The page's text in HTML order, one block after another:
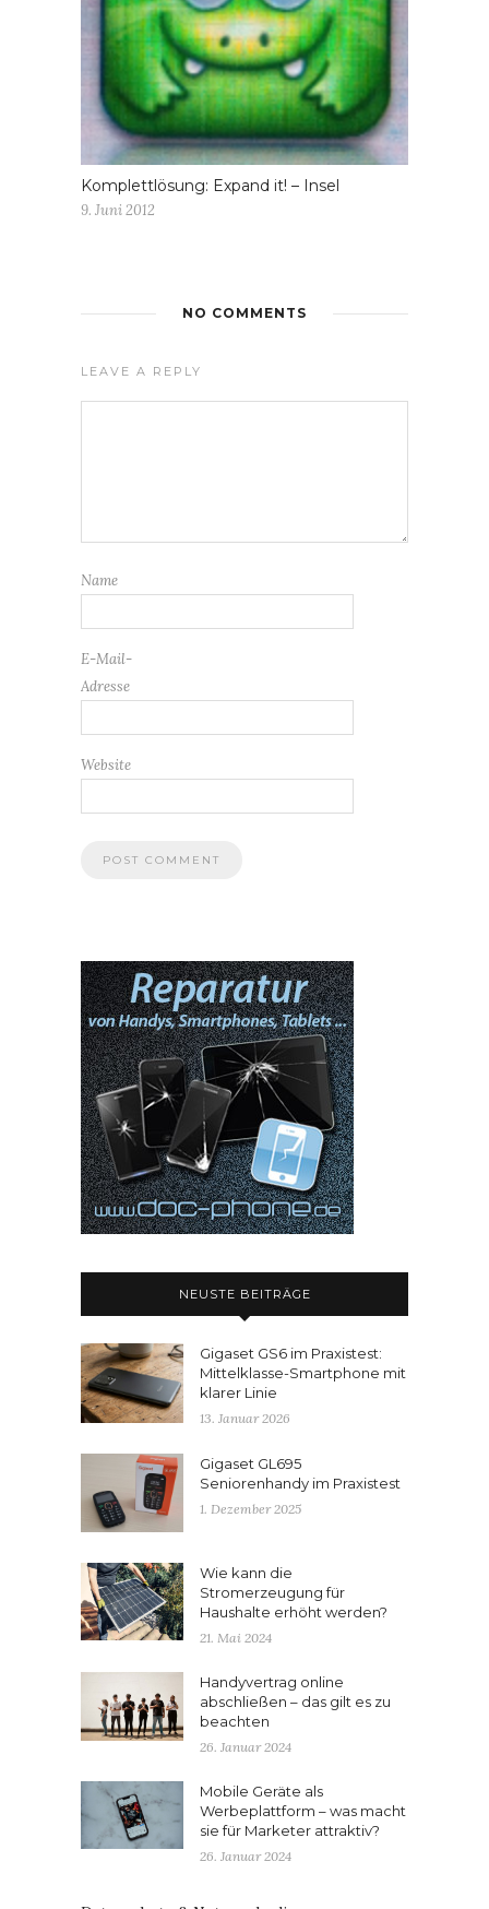
Komplettlösung: Expand it! – Insel
9. Juni 2012
NO COMMENTS
LEAVE A REPLY
Name
E-Mail-
Adresse
Website
NEUSTE BEITRÄGE
Gigaset GS6 im Praxistest:
Mittelklasse-Smartphone mit
klarer Linie
13. Januar 2026
Gigaset GL695
Seniorenhandy im Praxistest
1. Dezember 2025
Wie kann die
Stromerzeugung für
Haushalte erhöht werden?
21. Mai 2024
Handyvertrag online
abschließen – das gilt es zu
beachten
26. Januar 2024
Mobile Geräte als
Werbeplattform – was macht
sie für Marketer attraktiv?
26. Januar 2024